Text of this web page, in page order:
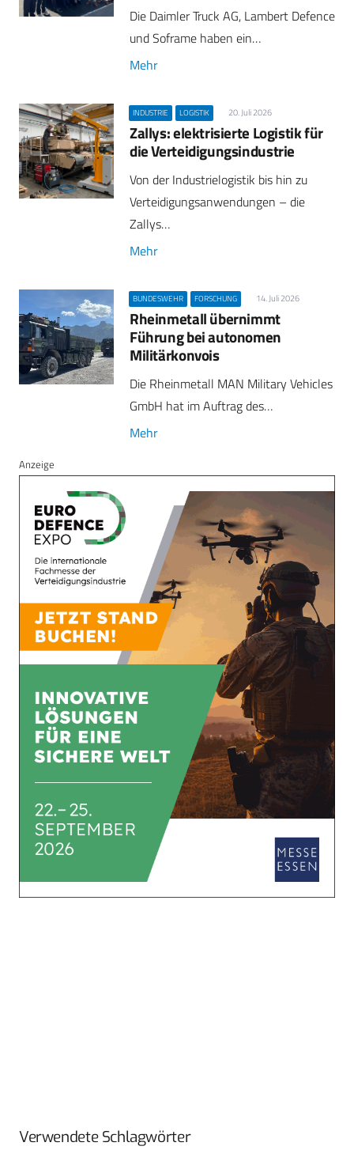
Die Daimler Truck AG, Lambert Defence
und Soframe haben ein…
Mehr
INDUSTRIE LOGISTIK 20. Juli 2026
Zallys: elektrisierte Logistik für
die Verteidigungsindustrie
Von der Industrielogistik bis hin zu
Verteidigungsanwendungen – die
Zallys…
Mehr
BUNDESWEHR FORSCHUNG 14. Juli 2026
Rheinmetall übernimmt
Führung bei autonomen
Militärkonvois
Die Rheinmetall MAN Military Vehicles
GmbH hat im Auftrag des…
Mehr
Anzeige
Verwendete Schlagwörter